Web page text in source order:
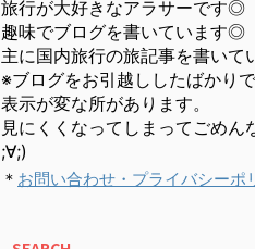
旅行が大好きなアラサーです◎
趣味でブログを書いています◎
主に国内旅行の旅記事を書いて
※ブログをお引越ししたばかり
表示が変な所があります。
見にくくなってしまってごめん
;∀;)
＊ お問い合わせ・プライバシーポ